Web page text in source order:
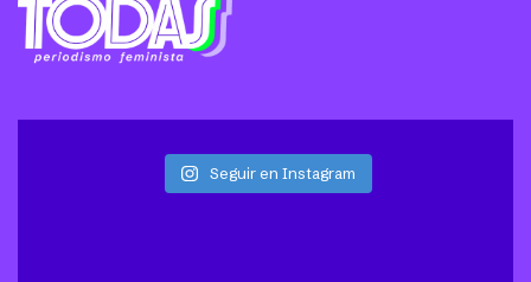
Seguir en Instagram